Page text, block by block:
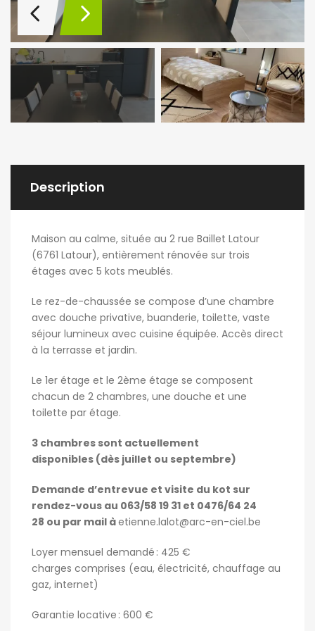
Description
Maison au calme, située au 2 rue Baillet Latour
(6761 Latour), entièrement rénovée sur trois
étages avec 5 kots meublés.
Le rez-de-chaussée se compose d’une chambre
avec douche privative, buanderie, toilette, vaste
séjour lumineux avec cuisine équipée. Accès direct
à la terrasse et jardin.
Le 1er étage et le 2ème étage se composent
chacun de 2 chambres, une douche et une
toilette par étage.
3 chambres sont actuellement
disponibles (dès juillet ou septembre)
Demande d’entrevue et visite du kot sur
rendez-vous au 063/58 19 31 et 0476/64 24
28 ou par mail àetienne.lalot@arc-en-ciel.be
Loyer mensuel demandé : 425 €
charges comprises (eau, électricité, chauffage au
gaz, internet)
Garantie locative : 600 €